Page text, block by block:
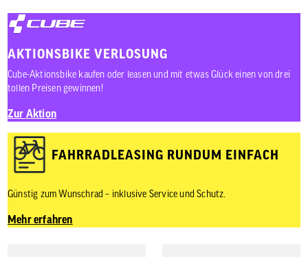
AKTIONSBIKE VERLOSUNG
Cube-Aktionsbike kaufen oder leasen und mit etwas Glück einen von drei
tollen Preisen gewinnen!
Zur Aktion
FAHRRADLEASING RUNDUM EINFACH
Günstig zum Wunschrad – inklusive Service und Schutz.
Mehr erfahren